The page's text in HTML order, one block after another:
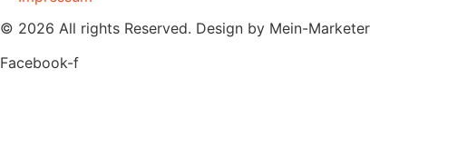
© 2026 All rights Reserved. Design by Mein-Marketer
Facebook-f